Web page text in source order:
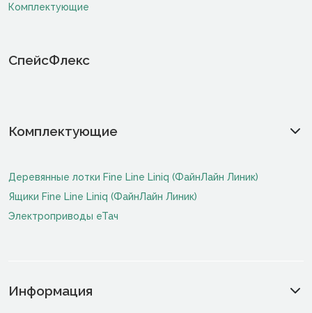
Комплектующие
СпейсФлекс
Комплектующие
Деревянные лотки Fine Line Liniq (ФайнЛайн Линик)
Ящики Fine Line Liniq (ФайнЛайн Линик)
Электроприводы еТач
Информация